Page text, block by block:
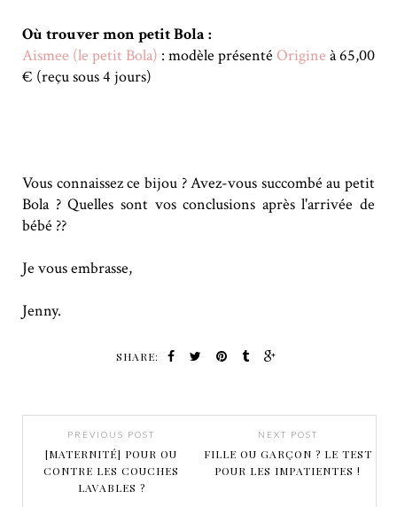
Où trouver mon petit Bola :
Aismee (le petit Bola) : modèle présenté Origine à 65,00
€ (reçu sous 4 jours)
Vous connaissez ce bijou ? Avez-vous succombé au petit
Bola ? Quelles sont vos conclusions après l'arrivée de
bébé ??
Je vous embrasse,
Jenny.
SHARE:
PREVIOUS POST
[MATERNITÉ] POUR OU
CONTRE LES COUCHES
LAVABLES ?
NEXT POST
FILLE OU GARÇON ? LE TEST
POUR LES IMPATIENTES !